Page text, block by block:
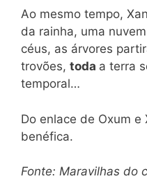
Ao mesmo tempo,
da rainha, uma
céus, as árvores
trovões, toda a terra
temporal…
Do enlace de Oxum e
benéfica.
Fonte: Maravilhas do